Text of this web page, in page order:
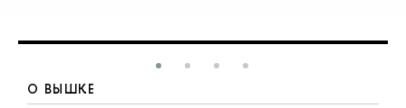
О ВЫШКЕ